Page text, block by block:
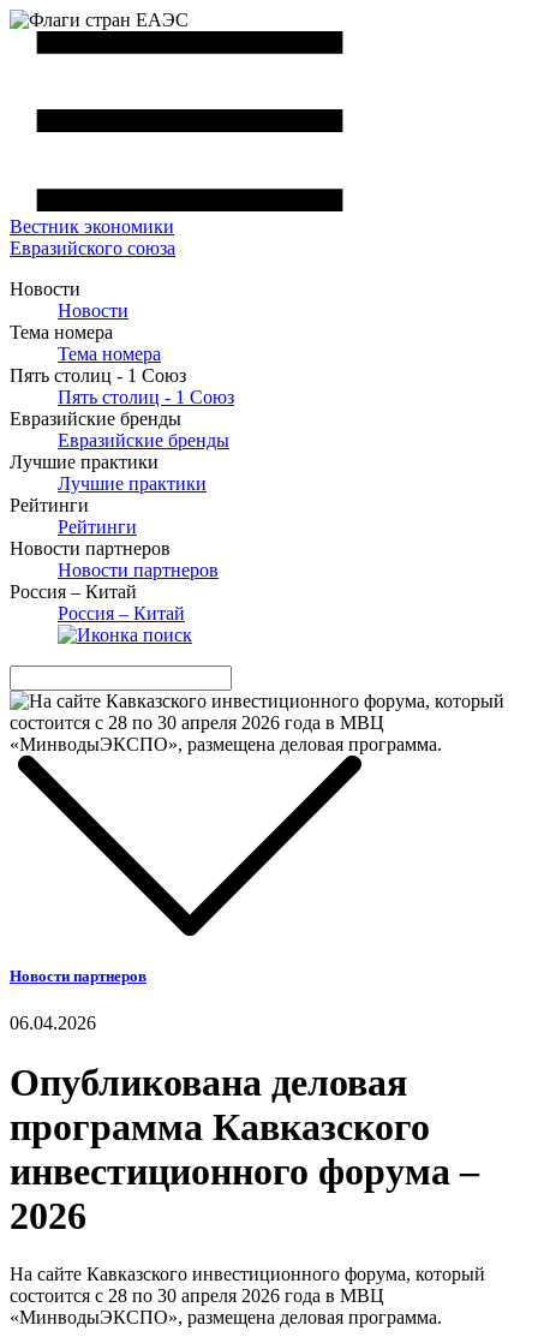
Вестник экономики
Евразийского союза
Новости
Новости
Тема номера
Тема номера
Пять столиц - 1 Союз
Пять столиц - 1 Союз
Евразийские бренды
Евразийские бренды
Лучшие практики
Лучшие практики
Рейтинги
Рейтинги
Новости партнеров
Новости партнеров
Россия – Китай
Россия – Китай
Новости партнеров
06.04.2026
Опубликована деловая
программа Кавказского
инвестиционного форума –
2026
На сайте Кавказского инвестиционного форума, который
состоится с 28 по 30 апреля 2026 года в МВЦ
«МинводыЭКСПО», размещена деловая программа.